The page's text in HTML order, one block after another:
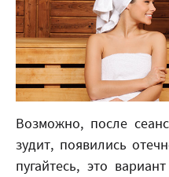
Возможно, после
зудит, появились
пугайтесь, это